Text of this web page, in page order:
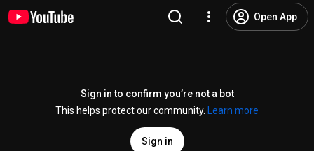
Open App
Sign in to confirm you’re not a bot
This helps protect our community.
Learn more
Sign in